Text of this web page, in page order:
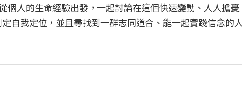
人的生命經驗出發，一起討論在這個快速變動、人人擔憂
自我定位，並且尋找到一群志同道合、能一起實踐信念的人